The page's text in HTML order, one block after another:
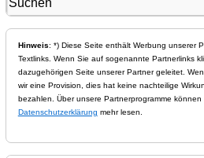
Hinweis: *) Diese Seite enthält Werbung unserer
Textlinks. Wenn Sie auf sogenannte Partnerlinks
dazugehörigen Seite unserer Partner geleitet.
wir eine Provision, dies hat keine nachteilige
bezahlen. Über unsere Partnerprogramme können
Datenschutzerklärung mehr lesen.